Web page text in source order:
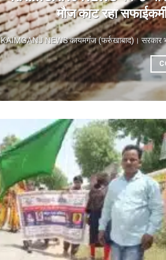
मौज काट रहा
KAIMGANJ NEWS कायमगंज (फर्रुखाबाद)। ​सरकार